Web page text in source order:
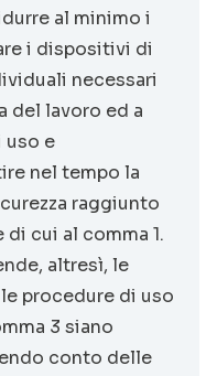
al minimo i
i dispositivi di
necessari
del lavoro ed a
uso e
nel tempo la
raggiunto
cui al comma 1.
altresì, le
procedure di uso
3 siano
conto delle